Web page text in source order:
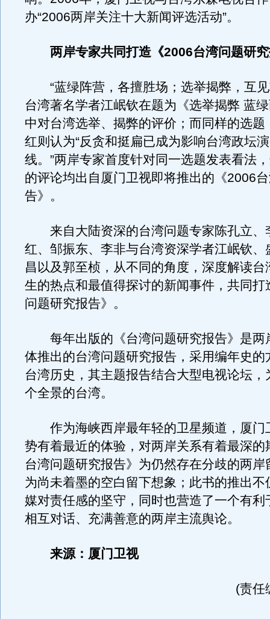
办“2006两岸关注十大新闻评选活动”。
两岸专家共同打造《2006台湾问题研
“蓝绿阵营，各擅胜场；选举揭弊，互见
台湾著名学者江岷钦在题为《选举揭弊 蓝
中对台湾选举、揭弊的评价；而同样的选题
红则认为“反贪和挺扁已成为影响台湾政坛
线。”两岸专家首度针对同一选题发表看法
的评论均出自厦门卫视即将推出的《2006
告》。
来自大陆资深的台湾问题专家陈孔立、
红、邹振东、李非与台湾资深学者江岷钦、
昌以及郭至桢，从不同的角度，深度解读台
生的热点和最值得探讨的新闻事件，共同
问题研究报告》。
每年出版的《台湾问题研究报告》是两
体推出的台湾问题研究报告，采用编年史的
台湾历史，其主题报告结合大型电视论坛，
个全景的台湾。
作为海峡西岸最年轻的卫星频道，厦门
势有着最近的体验，对两岸关系有着最深
台湾问题研究报告》为仍然存在分歧的两岸
为尚未着墨的空白留下想象；此书的推出不
媒对责任感的坚守，同时也营造了一个有利
相互对话、充满善意的两岸主流舆论。
来源：厦门卫视
(责任